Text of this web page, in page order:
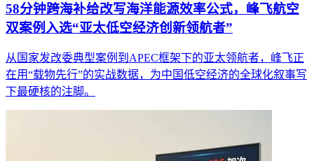
58分钟跨海补给改写海洋能源效率公式，峰飞航空
双案例入选“亚太低空经济创新领航者”
从国家发改委典型案例到APEC框架下的亚太领航者，峰飞正
在用“载物先行”的实战数据，为中国低空经济的全球化叙事写
下最硬核的注脚。